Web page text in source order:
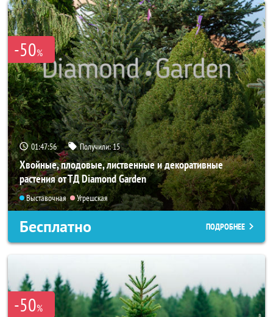
-50%
01:47:54 Получили:15
Хвойные, плодовые, лиственные и декоративные
растения от ТД Diamond Garden
Выставочная Угрешская
Бесплатно ПОДРОБНЕЕ
-50%